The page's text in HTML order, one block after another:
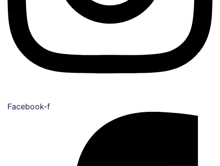
Facebook-f